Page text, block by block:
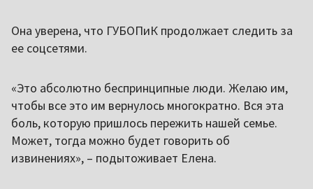
Она уверена, что ГУБОПиК продолжает следить за
ее соцсетями.
«Это абсолютно беспринципные люди. Желаю им,
чтобы все это им вернулось многократно. Вся эта
боль, которую пришлось пережить нашей семье.
Может, тогда можно будет говорить об
извинениях», – подытоживает Елена.